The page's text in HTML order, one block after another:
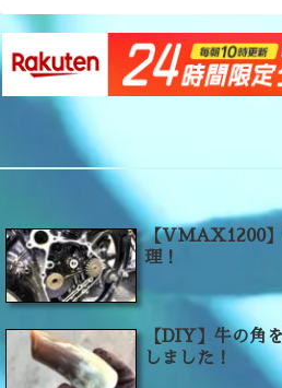
【VMAX1200】
理！
【DIY】牛の角
しました！